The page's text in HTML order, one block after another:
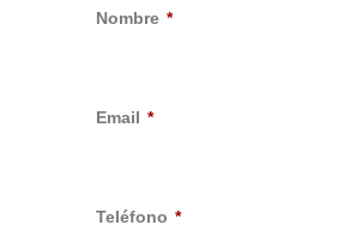
Nombre
Email
Teléfono